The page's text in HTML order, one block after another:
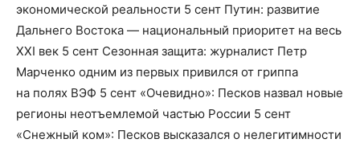
экономической реальности 5 сент Путин: развитие
Дальнего Востока — национальный приоритет на весь
XXI век 5 сент Сезонная защита: журналист Петр
Марченко одним из первых привился от гриппа
на полях ВЭФ 5 сент «Очевидно»: Песков назвал новые
регионы неотъемлемой частью России 5 сент
«Снежный ком»: Песков высказался о нелегитимности